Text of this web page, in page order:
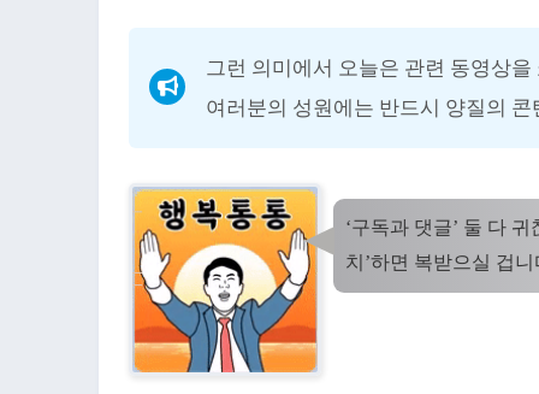
그런 의미에서 오늘은 관련 동영상
여러분의 성원에는 반드시 양질의
‘구독과 댓글’ 둘 다
치’하면 복받으실 겁